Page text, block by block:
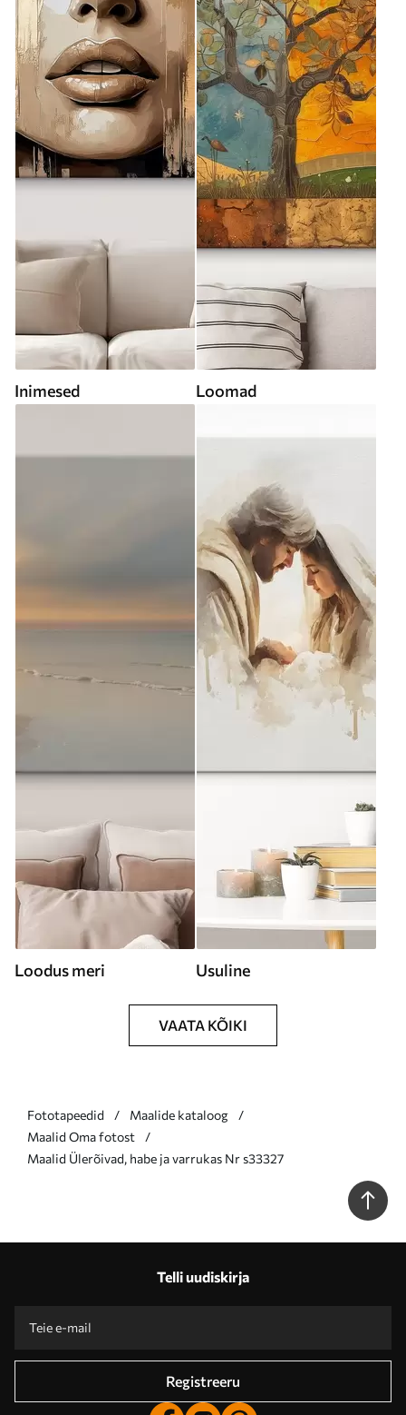
Inimesed Loomad
Loodus meri Usuline
VAATA KÕIKI
Fototapeedid
Maalide kataloog
Maalid Oma fotost
Maalid Ülerõivad, habe ja varrukas Nr s33327
Telli uudiskirja
Registreeru